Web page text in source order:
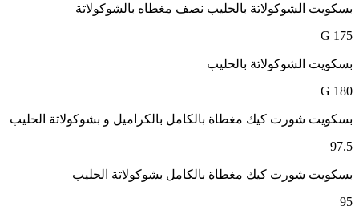
بسكويت الشوكولاتة بالحليب نصف مغطاه بالشوكولاتة
175 G
بسكويت الشوكولاتة بالحليب
180 G
بسكویت شورت كیك مغطاة بالكامل بالكراميل و بشوكولاتة الحلیب
97.5
بسكویت شورت كیك مغطاة بالكامل بشوكولاتة الحلیب
95